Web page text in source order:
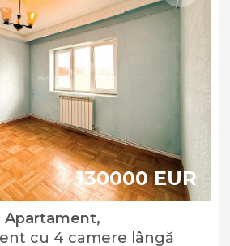
130000 EUR
Apartament,
cu 4 camere lângă